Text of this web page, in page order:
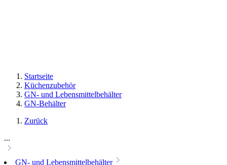
Startseite
Küchenzubehör
GN- und Lebensmittelbehälter
GN-Behälter
Zurück
...
GN- und Lebensmittelbehälter